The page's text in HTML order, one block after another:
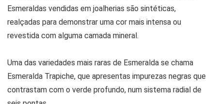
Esmeraldas vendidas em joalherias são sintéticas,
realçadas para demonstrar uma cor mais intensa ou
revestida com alguma camada mineral.
Uma das variedades mais raras de Esmeralda se chama
Esmeralda Trapiche, que apresentas impurezas negras que
contrastam com o verde profundo, num sistema radial de